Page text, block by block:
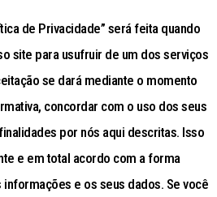
de Privacidade” será feita quando
site para usufruir de um dos serviços
se dará mediante o momento
concordar com o uso dos seus
por nós aqui descritas. Isso
e em total acordo com a forma
e os seus dados. Se você